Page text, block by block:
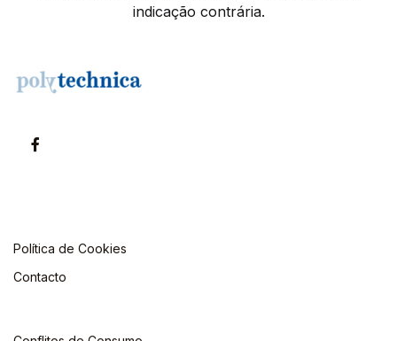
indicação contrária.
Política de Cookies
Contacto